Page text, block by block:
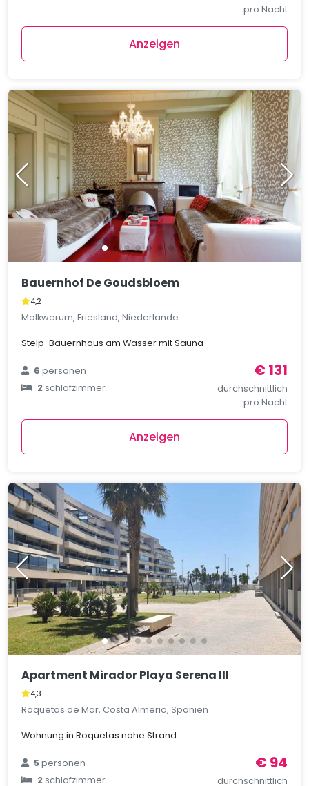
pro Nacht
Anzeigen
Bauernhof De Goudsbloem
4,2
Molkwerum, Friesland, Niederlande
Stelp-Bauernhaus am Wasser mit Sauna
6personen
2schlafzimmer
€ 131
durchschnittlich
pro Nacht
Anzeigen
Apartment Mirador Playa Serena III
4,3
Roquetas de Mar, Costa Almeria, Spanien
Wohnung in Roquetas nahe Strand
5personen
2schlafzimmer
€ 94
durchschnittlich